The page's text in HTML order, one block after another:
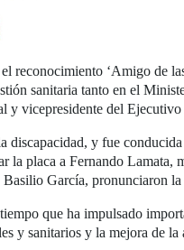
reconocimiento ‘Amigo de
sanitaria tanto en el
y vicepresidente del
discapacidad, y fue
placa a Fernando Lamata,
García, pronunciaron la
que ha impulsado
y sanitarios y la mejora de la